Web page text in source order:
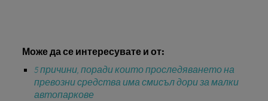
Може да се интересувате и от:
5 причини, поради които проследяването на
превозни средства има смисъл дори за малки
автопаркове